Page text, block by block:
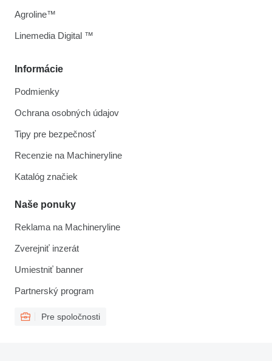
Informácie
Podmienky
Ochrana osobných údajov
Tipy pre bezpečnosť
Recenzie na Machineryline
Katalóg značiek
Naše ponuky
Reklama na Machineryline
Zverejniť inzerát
Umiestniť banner
Partnerský program
Pre spoločnosti
Agroline™
Linemedia Digital ™